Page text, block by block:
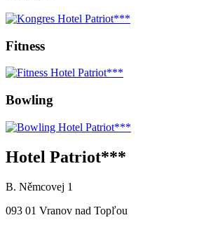
Fitness
Bowling
Hotel Patriot***
B. Němcovej 1
093 01 Vranov nad Topľou